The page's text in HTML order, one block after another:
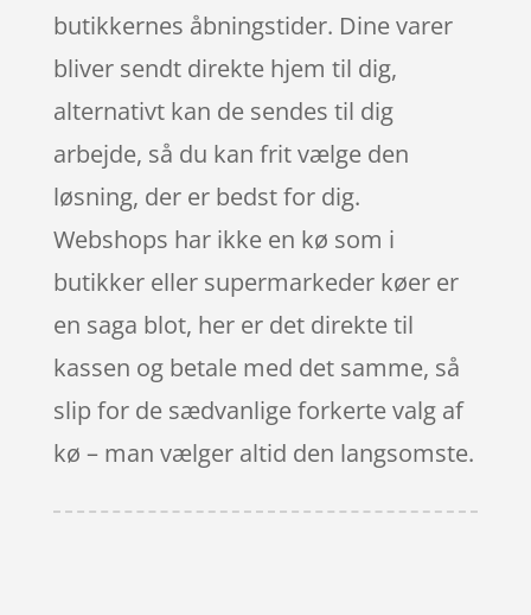
butikkernes åbningstider. Dine varer
bliver sendt direkte hjem til dig,
alternativt kan de sendes til dig
arbejde, så du kan frit vælge den
løsning, der er bedst for dig.
Webshops har ikke en kø som i
butikker eller supermarkeder køer er
en saga blot, her er det direkte til
kassen og betale med det samme, så
slip for de sædvanlige forkerte valg af
kø – man vælger altid den langsomste.